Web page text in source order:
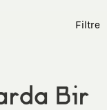
Filtre
Bir